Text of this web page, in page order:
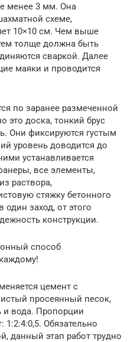
менее 3 мм. Она
схеме,
10×10 см. Чем выше
толще должна быть
сваркой. Далее
маяки и проводится
по заранее размеченной
это доска, тонкий брус
Они фиксируются густым
уровень доводится до
устанавливается
все элементы,
раствора,
стяжку бетонного
заход, от этого
конструкции.
способ
цемент с
просеянный песок,
вода. Пропорции
1:2:4:0,5. Обязательно
данный этап работ трудно